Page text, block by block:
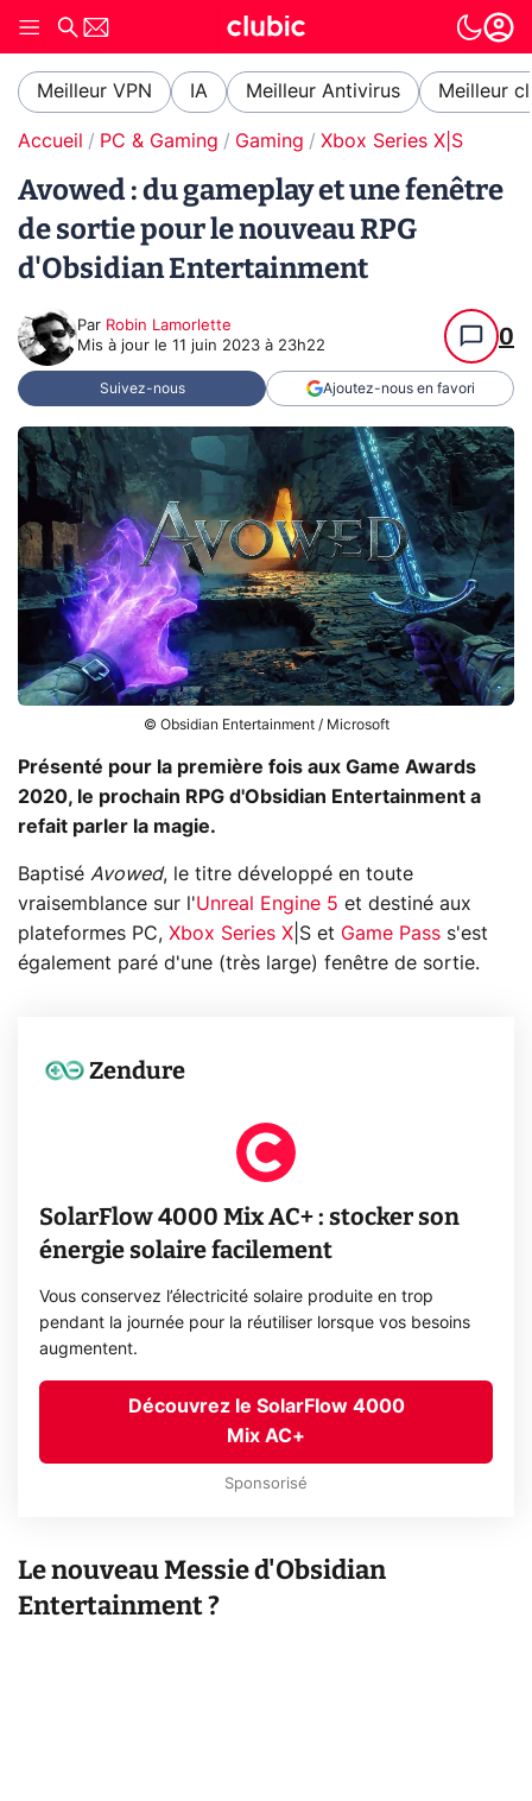
Meilleur VPN IA Meilleur Antivirus Meilleur
Accueil PC & Gaming Gaming Xbox Series X|S
Avowed : du gameplay et une fenêtre
de sortie pour le nouveau RPG
d'Obsidian Entertainment
Par Robin Lamorlette
Mis à jour le 11 juin 2023 à 23h22 0
Suivez-nous Ajoutez-nous en favori
© Obsidian Entertainment / Microsoft
Présenté pour la première fois aux Game Awards
2020, le prochain RPG d'Obsidian Entertainment a
refait parler la magie.
Baptisé Avowed, le titre développé en toute
vraisemblance sur l'Unreal Engine 5 et destiné aux
plateformes PC, Xbox Series X |S et Game Pass s'est
également paré d'une (très large) fenêtre de sortie.
Zendure
SolarFlow 4000 Mix AC+ : stocker son
énergie solaire facilement
Vous conservez l’électricité solaire produite en trop
pendant la journée pour la réutiliser lorsque vos besoins
augmentent.
Découvrez le SolarFlow 4000
Mix AC+
Sponsorisé
Le nouveau Messie d'Obsidian
Entertainment ?